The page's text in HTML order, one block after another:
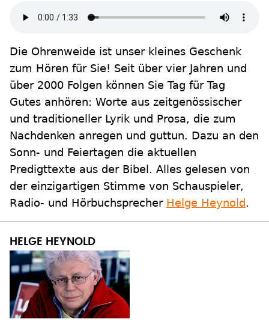
Die Ohrenweide ist unser kleines Geschenk
zum Hören für Sie! Seit über vier Jahren und
über 2000 Folgen können Sie Tag für Tag
Gutes anhören: Worte aus zeitgenössischer
und traditioneller Lyrik und Prosa, die zum
Nachdenken anregen und guttun. Dazu an den
Sonn- und Feiertagen die aktuellen
Predigttexte aus der Bibel. Alles gelesen von
der einzigartigen Stimme von Schauspieler,
Radio- und Hörbuchsprecher Helge Heynold.
HELGE HEYNOLD